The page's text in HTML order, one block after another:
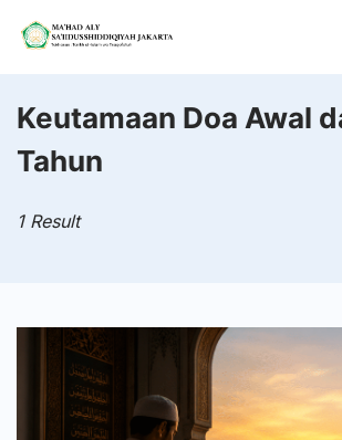
Skip
Aly
Keutamaan Doa Awal
Tahun
1 Result